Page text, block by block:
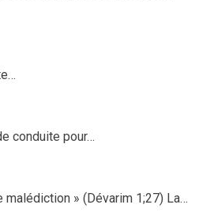
conduite pour…
malédiction » (Dévarim 1;27) La…